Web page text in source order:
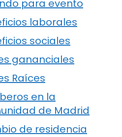
para evento
laborales
sociales
gananciales
Raíces
en la
de Madrid
de residencia